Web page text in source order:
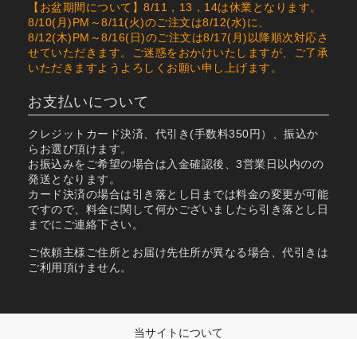
【お盆期間について】8/11，13，14は休業となります。
8/10(月)PM～8/11(火)のご注文は8/12(水)に、
8/12(木)PM～8/16(日)のご注文は8/17(月)以降順次対応さ
せていただきます。ご迷惑をおかけいたしますが、ご了承
いただきますようよろしくお願い申し上げます。
お支払いについて
クレジットカード決済、代引き(手数料350円）、振込か
らお選び頂けます。
お振込みをご希望の場合は入金確認後、3営業日以内のの
発送となります。
カード決済の場合は引き落とし日までは料金の変更が可能
ですので、料金に関して何かございましたら引き落とし日
までにご連絡下さい。
ご依頼主様ご住所とお届け先住所が異なる場合、代引きは
ご利用頂けません。
当サイトについて